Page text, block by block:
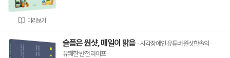
미리보기
슬픔은 원샷, 매일이 맑음 - 시각장애인 유튜버 원샷한솔의
유쾌한 반전 라이프